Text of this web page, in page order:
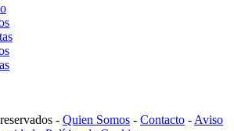
- Quien Somos - Contacto - Aviso